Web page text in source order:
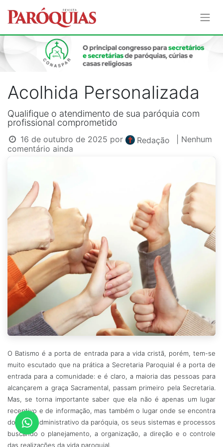
Acolhida Personalizada
Qualifique o atendimento de sua paróquia com
profissional comprometido
16 de outubro de 2025 por Redação
| Nenhum
comentário ainda
O Batismo é a porta de entrada para a vida cristã, porém, tem-se
muito escutado que na prática a Secretaria Paroquial é a porta de
entrada para a comunidade: e é claro, a maioria das pessoas para
alcançarem a graça Sacramental, passam primeiro pela Secretaria.
Mas, se torna importante saber que ela não é apenas um lugar
receptivo e de informação, mas também o lugar onde se encontra
do setor administrativo da paróquia, os seus sistemas e processos
buscando o planejamento, a organização, a direção e o controle
das realizações da vida paroquial.